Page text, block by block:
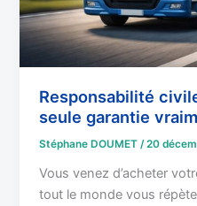
Responsabilité
seule garantie
Stéphane DOUMET/20
Vous venez d’acheter
tout le monde vous
vraiment
indispensable
?